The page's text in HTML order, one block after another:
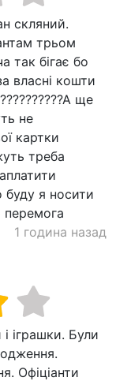
скляний.
трьом
так бігає бо
власні кошти
ще
не
картки
треба
буду я носити
перемога
1 година назад
іграшки. Були
Офіціанти